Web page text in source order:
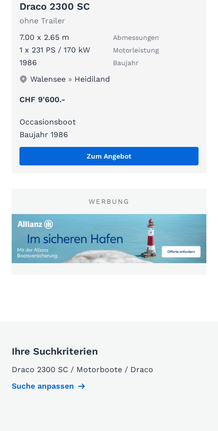
Draco 2300 SC
ohne Trailer
7.00 x 2.65 m
Abmessungen
1 x 231 PS / 170 kW Motorleistung
1986 Baujahr
Walensee » Heidiland
CHF 9'600.-
Occasionsboot
Baujahr 1986
Zum Angebot
WERBUNG
Ihre Suchkriterien
Draco 2300 SC / Motorboote / Draco
Suche anpassen